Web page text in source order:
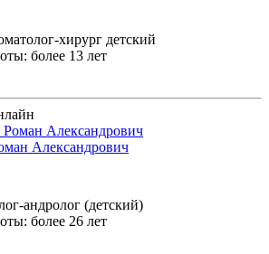
хирург детский
более 13 лет
Александрович
андролог (детский)
более 26 лет